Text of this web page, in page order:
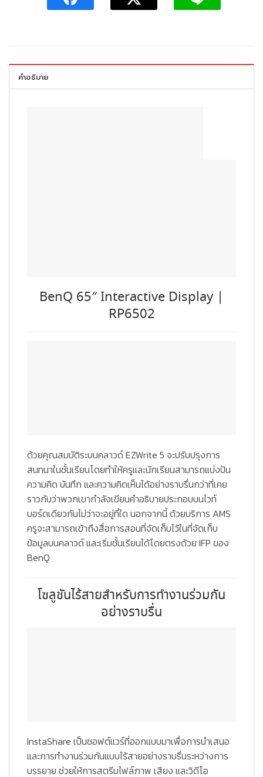
คำอธิบาย
BenQ 65″ Interactive Display |
RP6502
ด้วยคุณสมบัติระบบคลาวด์ EZWrite 5 จะปรับปรุงการ
สนทนาในชั้นเรียนโดยทำให้ครูและนักเรียนสามารถแบ่งปัน
ความคิด บันทึก และความคิดเห็นได้อย่างราบรื่นกว่าที่เคย
ราวกับว่าพวกเขากำลังเขียนคำอธิบายประกอบบนไวท์
บอร์ดเดียวกันไม่ว่าจะอยู่ที่ใด นอกจากนี้ ด้วยบริการ AMS
ครูจะสามารถเข้าถึงสื่อการสอนที่จัดเก็บไว้ในที่จัดเก็บ
ข้อมูลบนคลาวด์ และเริ่มชั้นเรียนได้โดยตรงด้วย IFP ของ
BenQ
โซลูชันไร้สายสำหรับการทำงานร่วมกัน
อย่างราบรื่น
InstaShare เป็นซอฟต์แวร์ที่ออกแบบมาเพื่อการนำเสนอ
และการทำงานร่วมกันแบบไร้สายอย่างราบรื่นระหว่างการ
บรรยาย ช่วยให้การสตรีมไฟล์ภาพ เสียง และวิดีโอ